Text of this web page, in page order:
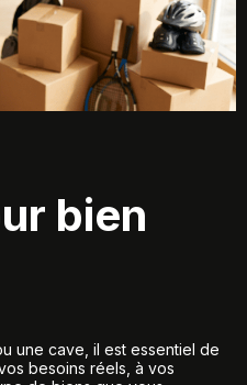
bien
une cave, il est essentiel de
besoins réels, à vos